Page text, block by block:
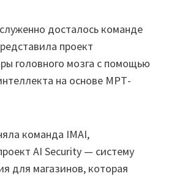
досталось команде
проект
головного мозга с помощью
на основе МРТ-
команда IMAI,
AI Security — систему
для магазинов, которая